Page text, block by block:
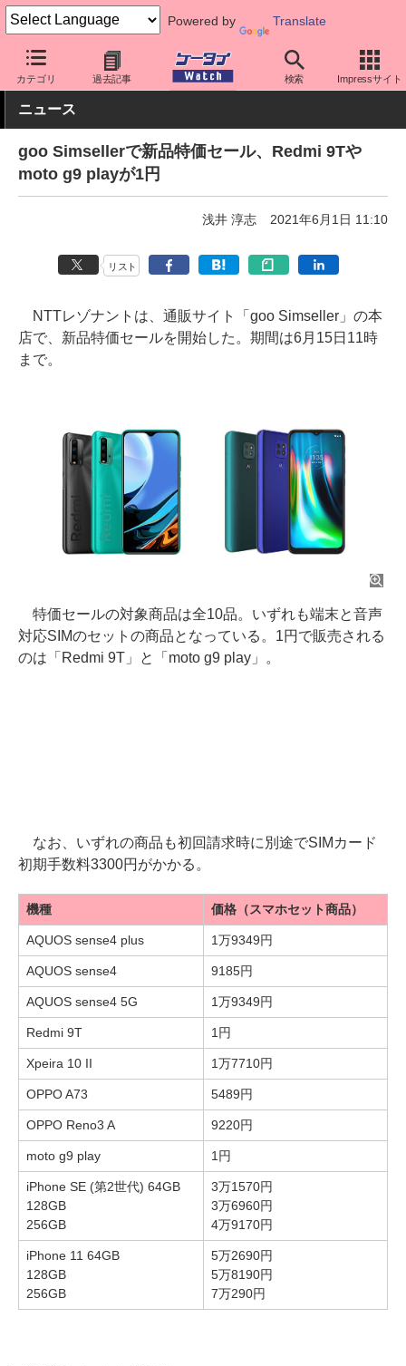
Powered by Translate
カテゴリ 過去記事 検索 Impressサイト
ケータイ Watch OS Android AQUOS
ニュース
goo Simsellerで新品特価セール、Redmi 9Tや
moto g9 playが1円
浅井 淳志 2021年6月1日 11:10
リスト
NTTレゾナントは、通販サイト「goo Simseller」の本
店で、新品特価セールを開始した。期間は6月15日11時
まで。
特価セールの対象商品は全10品。いずれも端末と音声
対応SIMのセットの商品となっている。1円で販売される
のは「Redmi 9T」と「moto g9 play」。
なお、いずれの商品も初回請求時に別途でSIMカード
初期手数料3300円がかかる。
機種 価格（スマホセット商品）
AQUOS sense4 plus 1万9349円
AQUOS sense4 9185円
AQUOS sense4 5G 1万9349円
Redmi 9T 1円
Xpeira 10 II 1万7710円
OPPO A73 5489円
OPPO Reno3 A 9220円
moto g9 play 1円
iPhone SE (第2世代) 64GB
128GB
256GB
3万1570円
3万6960円
4万9170円
iPhone 11 64GB
128GB
256GB
5万2690円
5万8190円
7万290円